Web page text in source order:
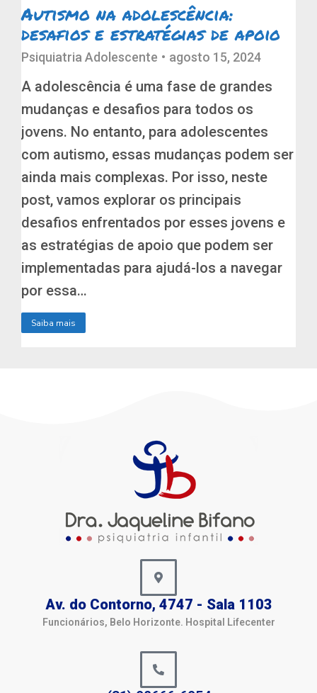
Autismo na adolescência:
desafios e estratégias de apoio
Psiquiatria Adolescente agosto 15, 2024
A adolescência é uma fase de grandes
mudanças e desafios para todos os
jovens. No entanto, para adolescentes
com autismo, essas mudanças podem ser
ainda mais complexas. Por isso, neste
post, vamos explorar os principais
desafios enfrentados por esses jovens e
as estratégias de apoio que podem ser
implementadas para ajudá-los a navegar
por essa…
Saiba mais
Av. do Contorno, 4747 - Sala 1103
Funcionários, Belo Horizonte. Hospital Lifecenter